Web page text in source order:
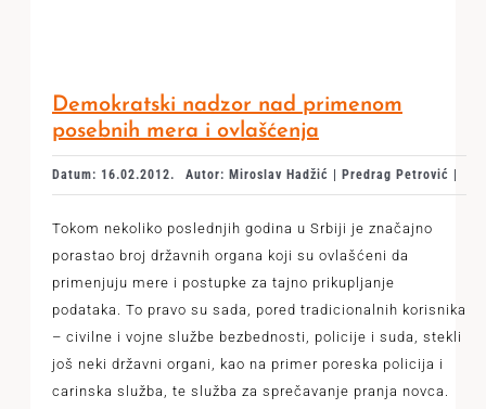
Demokratski nadzor nad primenom
posebnih mera i ovlašćenja
Datum: 16.02.2012. Autor: Miroslav Hadžić | Predrag Petrović |
Tokom nekoliko poslednjih godina u Srbiji je značajno
porastao broj državnih organa koji su ovlašćeni da
primenjuju mere i postupke za tajno prikupljanje
podataka. To pravo su sada, pored tradicionalnih korisnika
– civilne i vojne službe bezbednosti, policije i suda, stekli
još neki državni organi, kao na primer poreska policija i
carinska služba, te služba za sprečavanje pranja novca.